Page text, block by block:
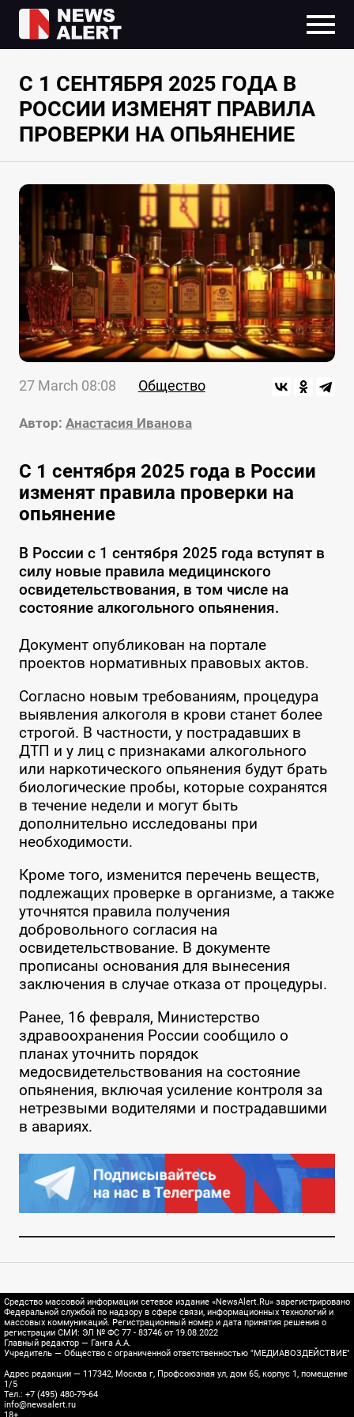
С 1 СЕНТЯБРЯ 2025 ГОДА В
РОССИИ ИЗМЕНЯТ ПРАВИЛА
ПРОВЕРКИ НА ОПЬЯНЕНИЕ
27 March 08:08 Общество
Автор: Анастасия Иванова
С 1 сентября 2025 года в России
изменят правила проверки на
опьянение
В России с 1 сентября 2025 года вступят в
силу новые правила медицинского
освидетельствования, в том числе на
состояние алкогольного опьянения.
Документ опубликован на портале
проектов нормативных правовых актов.
Согласно новым требованиям, процедура
выявления алкоголя в крови станет более
строгой. В частности, у пострадавших в
ДТП и у лиц с признаками алкогольного
или наркотического опьянения будут брать
биологические пробы, которые сохранятся
в течение недели и могут быть
дополнительно исследованы при
необходимости.
Кроме того, изменится перечень веществ,
подлежащих проверке в организме, а также
уточнятся правила получения
добровольного согласия на
освидетельствование. В документе
прописаны основания для вынесения
заключения в случае отказа от процедуры.
Ранее, 16 февраля, Министерство
здравоохранения России сообщило о
планах уточнить порядок
медосвидетельствования на состояние
опьянения, включая усиление контроля за
нетрезвыми водителями и пострадавшими
в авариях.
Средство массовой информации сетевое издание «NewsAlert.Ru» зарегистрировано
Федеральной службой по надзору в сфере связи, информационных технологий и
массовых коммуникаций. Регистрационный номер и дата принятия решения о
регистрации СМИ: ЭЛ № ФС 77 - 83746 от 19.08.2022
Главный редактор — Ганга А.А.
Учредитель — Общество с ограниченной ответственностью "МЕДИАВОЗДЕЙСТВИЕ"
Адрес редакции — 117342, Москва г, Профсоюзная ул, дом 65, корпус 1, помещение
1/5
Тел.: +7 (495) 480-79-64
info@newsalert.ru